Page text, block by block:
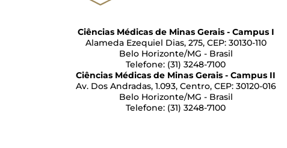
Ciências Médicas de Minas Gerais - Campus I
Alameda Ezequiel Dias, 275, CEP: 30130-110
Belo Horizonte/MG - Brasil
Telefone: (31) 3248-7100
Ciências Médicas de Minas Gerais - Campus II
Av. Dos Andradas, 1.093, Centro, CEP: 30120-016
Belo Horizonte/MG - Brasil
Telefone: (31) 3248-7100